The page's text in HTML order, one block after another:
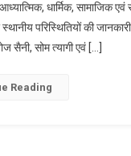
पुरोहितों
से
मिले
के
धार्मिक, सामाजिक एवं
परिस्थितियों की
सैनी, सोम त्यागी एवं […]
Reading